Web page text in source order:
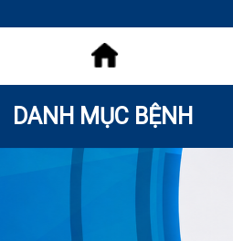
DANH MỤC BỆNH